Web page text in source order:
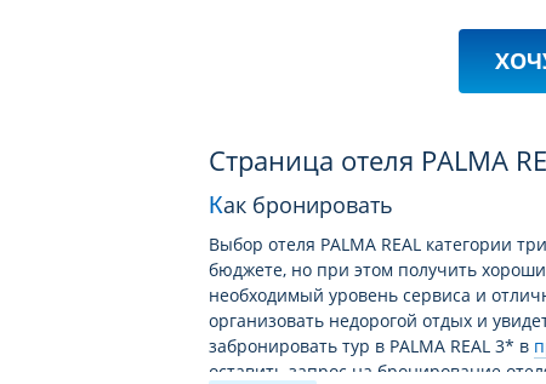
Страница отеля PALMA
Как бронировать
Выбор отеля PALMA REAL категории
бюджете, но при этом получить
необходимый уровень сервиса и
организовать недорогой отдых и
забронировать тур в PALMA REAL 3* в
оставить запрос на бронирование